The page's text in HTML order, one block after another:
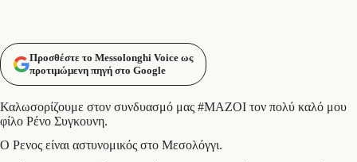
Προσθέστε το Messolonghi Voice ως
προτιμώμενη πηγή στο Google
Καλωσορίζουμε στον συνδυασμό μας #ΜΑΖΟΙ τον πολύ καλό μου
φίλο Ρένο Συγκουνη.
Ο Ρενος είναι αστυνομικός στο Μεσολόγγι.